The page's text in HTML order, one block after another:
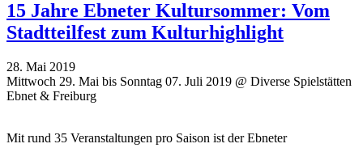
15 Jahre Ebneter Kultursommer: Vom
Stadtteilfest zum Kulturhighlight
28. Mai 2019
Mittwoch 29. Mai bis Sonntag 07. Juli 2019 @ Diverse Spielstätten
Ebnet & Freiburg
Mit rund 35 Veranstaltungen pro Saison ist der Ebneter